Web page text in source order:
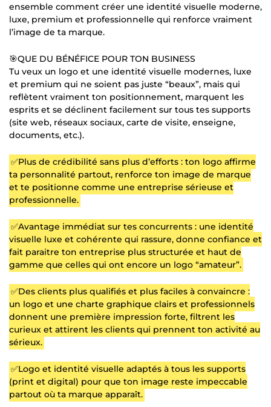
ensemble comment créer une identité visuelle moderne,
luxe, premium et professionnelle qui renforce vraiment
l’image de ta marque.
🎯QUE DU BÉNÉFICE POUR TON BUSINESS
Tu veux un logo et une identité visuelle modernes, luxe
et premium qui ne soient pas juste “beaux”, mais qui
reflètent vraiment ton positionnement, marquent les
esprits et se déclinent facilement sur tous tes supports
(site web, réseaux sociaux, carte de visite, enseigne,
documents, etc.).
✅Plus de crédibilité sans plus d’efforts : ton logo affirme
ta personnalité partout, renforce ton image de marque
et te positionne comme une entreprise sérieuse et
professionnelle.
✅Avantage immédiat sur tes concurrents : une identité
visuelle luxe et cohérente qui rassure, donne confiance et
fait paraitre ton entreprise plus structurée et haut de
gamme que celles qui ont encore un logo “amateur”.
✅Des clients plus qualifiés et plus faciles à convaincre :
un logo et une charte graphique clairs et professionnels
donnent une première impression forte, filtrent les
curieux et attirent les clients qui prennent ton activité au
sérieux.
✅Logo et identité visuelle adaptés à tous les supports
(print et digital) pour que ton image reste impeccable
partout où ta marque apparaît.